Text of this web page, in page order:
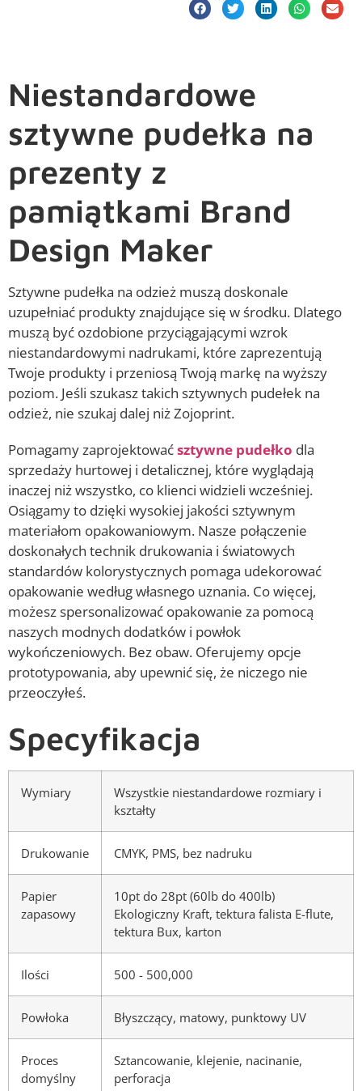
Niestandardowe
sztywne pudełka na
prezenty z
pamiątkami Brand
Design Maker
Sztywne pudełka na odzież muszą doskonale
uzupełniać produkty znajdujące się w środku. Dlatego
muszą być ozdobione przyciągającymi wzrok
niestandardowymi nadrukami, które zaprezentują
Twoje produkty i przeniosą Twoją markę na wyższy
poziom. Jeśli szukasz takich sztywnych pudełek na
odzież, nie szukaj dalej niż Zojoprint.
Pomagamy zaprojektowaćsztywne pudełko dla
sprzedaży hurtowej i detalicznej, które wyglądają
inaczej niż wszystko, co klienci widzieli wcześniej.
Osiągamy to dzięki wysokiej jakości sztywnym
materiałom opakowaniowym. Nasze połączenie
doskonałych technik drukowania i światowych
standardów kolorystycznych pomaga udekorować
opakowanie według własnego uznania. Co więcej,
możesz spersonalizować opakowanie za pomocą
naszych modnych dodatków i powłok
wykończeniowych. Bez obaw. Oferujemy opcje
prototypowania, aby upewnić się, że niczego nie
przeoczyłeś.
Specyfikacja
Wymiary
Wszystkie niestandardowe rozmiary i
kształty
Drukowanie CMYK, PMS, bez nadruku
Papier
zapasowy
10pt do 28pt (60lb do 400lb)
Ekologiczny Kraft, tektura falista E-flute,
tektura Bux, karton
Ilości 500 - 500,000
Powłoka Błyszczący, matowy, punktowy UV
Proces
domyślny
Sztancowanie, klejenie, nacinanie,
perforacja